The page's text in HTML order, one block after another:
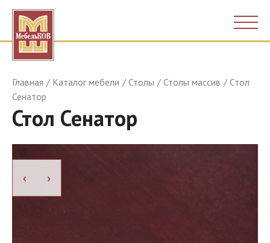
Главная Каталог мебели Столы Столы массив
Стол
Сенатор
Стол Сенатор
› ›